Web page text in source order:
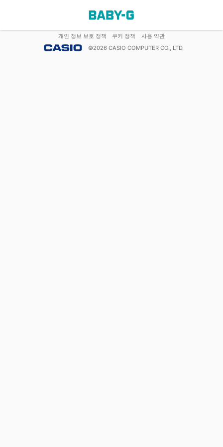
개인 정보 보호 정책 쿠키 정책
사용 약관
©2026 CASIO COMPUTER CO., LTD.